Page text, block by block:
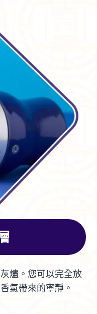
燼。您可以完全放
氣帶來的寧靜。